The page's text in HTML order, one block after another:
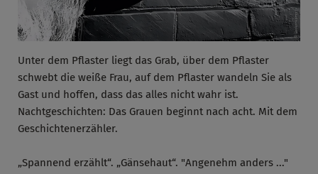
Unter dem Pflaster liegt das Grab, über dem Pflaster
schwebt die weiße Frau, auf dem Pflaster wandeln Sie als
Gast und hoffen, dass das alles nicht wahr ist.
Nachtgeschichten: Das Grauen beginnt nach acht. Mit dem
Geschichtenerzähler.
„Spannend erzählt“. „Gänsehaut“. "Angenehm anders ..."